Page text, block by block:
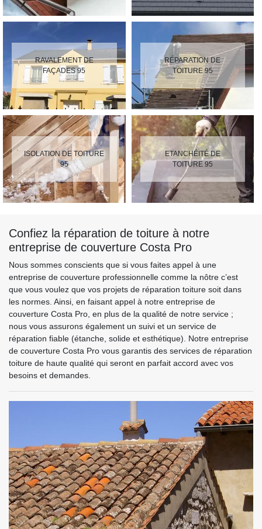
RAVALEMENT DE
FAÇADES 95
RÉPARATION DE
TOITURE 95
ISOLATION DE TOITURE
95
ETANCHÉITÉ DE
TOITURE 95
Confiez la réparation de toiture à notre
entreprise de couverture Costa Pro
Nous sommes conscients que si vous faites appel à une
entreprise de couverture professionnelle comme la nôtre c’est
que vous voulez que vos projets de réparation toiture soit dans
les normes. Ainsi, en faisant appel à notre entreprise de
couverture Costa Pro, en plus de la qualité de notre service ;
nous vous assurons également un suivi et un service de
réparation fiable (étanche, solide et esthétique). Notre entreprise
de couverture Costa Pro vous garantis des services de réparation
toiture de haute qualité qui seront en parfait accord avec vos
besoins et demandes.